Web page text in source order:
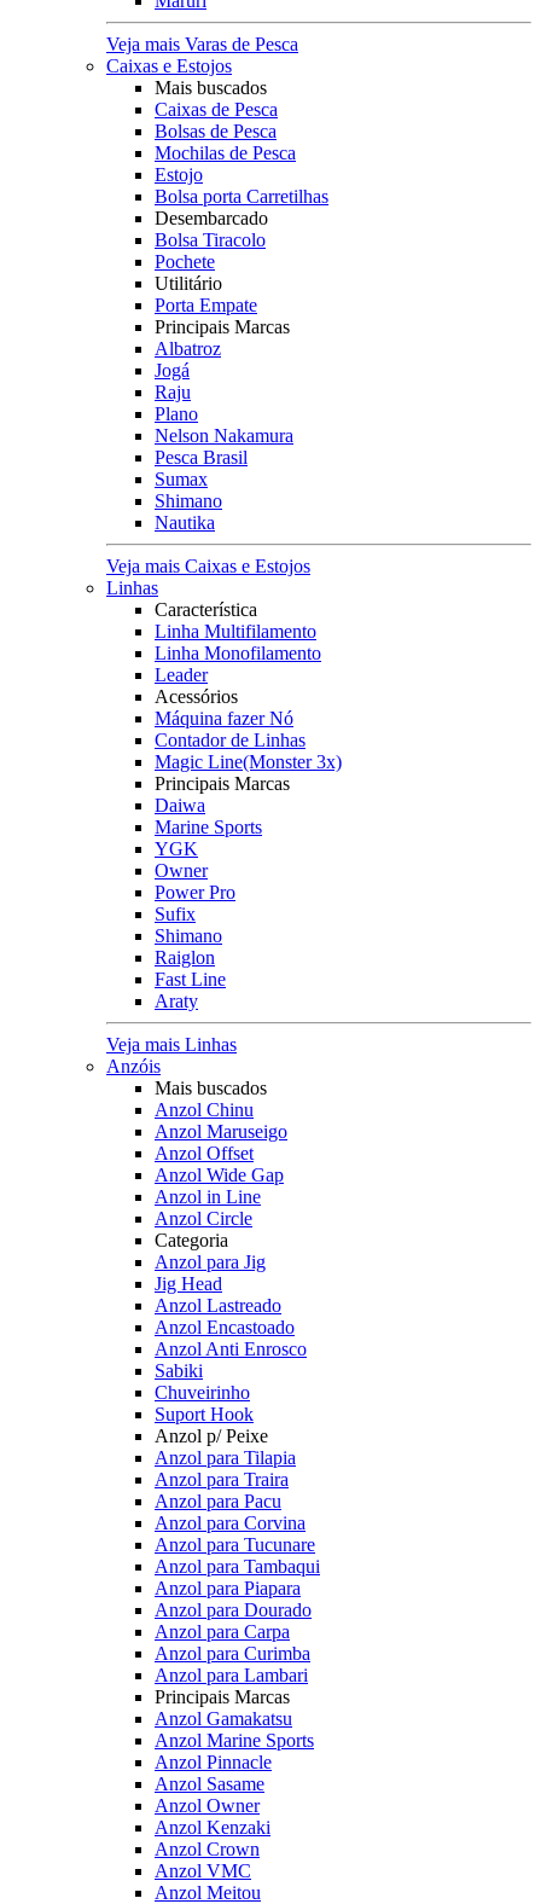
Veja mais Varas de Pesca
Caixas e Estojos
Mais buscados
Caixas de Pesca
Bolsas de Pesca
Mochilas de Pesca
Estojo
Bolsa porta Carretilhas
Desembarcado
Bolsa Tiracolo
Pochete
Utilitário
Porta Empate
Principais Marcas
Albatroz
Jogá
Raju
Plano
Nelson Nakamura
Pesca Brasil
Sumax
Shimano
Nautika
Veja mais Caixas e Estojos
Linhas
Característica
Linha Multifilamento
Linha Monofilamento
Leader
Acessórios
Máquina fazer Nó
Contador de Linhas
Magic Line(Monster 3x)
Principais Marcas
Daiwa
Marine Sports
YGK
Owner
Power Pro
Sufix
Shimano
Raiglon
Fast Line
Araty
Veja mais Linhas
Anzóis
Mais buscados
Anzol Chinu
Anzol Maruseigo
Anzol Offset
Anzol Wide Gap
Anzol in Line
Anzol Circle
Categoria
Anzol para Jig
Jig Head
Anzol Lastreado
Anzol Encastoado
Anzol Anti Enrosco
Sabiki
Chuveirinho
Suport Hook
Anzol p/ Peixe
Anzol para Tilapia
Anzol para Traira
Anzol para Pacu
Anzol para Corvina
Anzol para Tucunare
Anzol para Tambaqui
Anzol para Piapara
Anzol para Dourado
Anzol para Carpa
Anzol para Curimba
Anzol para Lambari
Principais Marcas
Anzol Gamakatsu
Anzol Marine Sports
Anzol Pinnacle
Anzol Sasame
Anzol Owner
Anzol Kenzaki
Anzol Crown
Anzol VMC
Anzol Meitou